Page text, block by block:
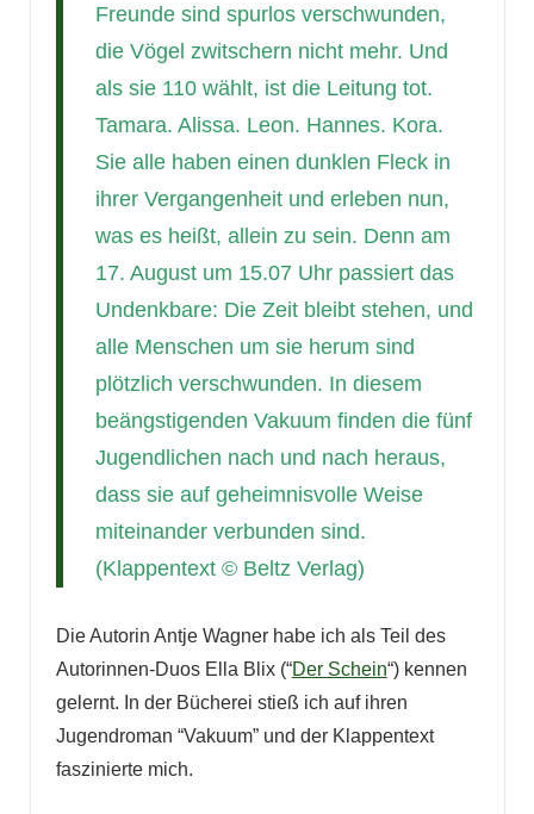
Freunde sind spurlos verschwunden,
die Vögel zwitschern nicht mehr. Und
als sie 110 wählt, ist die Leitung tot.
Tamara. Alissa. Leon. Hannes. Kora.
Sie alle haben einen dunklen Fleck in
ihrer Vergangenheit und erleben nun,
was es heißt, allein zu sein. Denn am
17. August um 15.07 Uhr passiert das
Undenkbare: Die Zeit bleibt stehen, und
alle Menschen um sie herum sind
plötzlich verschwunden. In diesem
beängstigenden Vakuum finden die fünf
Jugendlichen nach und nach heraus,
dass sie auf geheimnisvolle Weise
miteinander verbunden sind.
(Klappentext © Beltz Verlag)
Die Autorin Antje Wagner habe ich als Teil des
Autorinnen-Duos Ella Blix (“Der Schein“) kennen
gelernt. In der Bücherei stieß ich auf ihren
Jugendroman “Vakuum” und der Klappentext
faszinierte mich.